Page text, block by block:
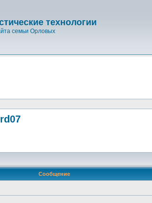
технологии
семьи Орловых
Сообщение